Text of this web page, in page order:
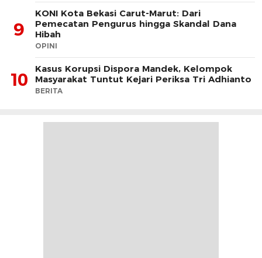
9
KONI Kota Bekasi Carut-Marut: Dari
Pemecatan Pengurus hingga Skandal Dana
Hibah
OPINI
10
Kasus Korupsi Dispora Mandek, Kelompok
Masyarakat Tuntut Kejari Periksa Tri Adhianto
BERITA